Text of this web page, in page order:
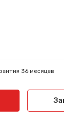
36 месяцев
наш
Вами.